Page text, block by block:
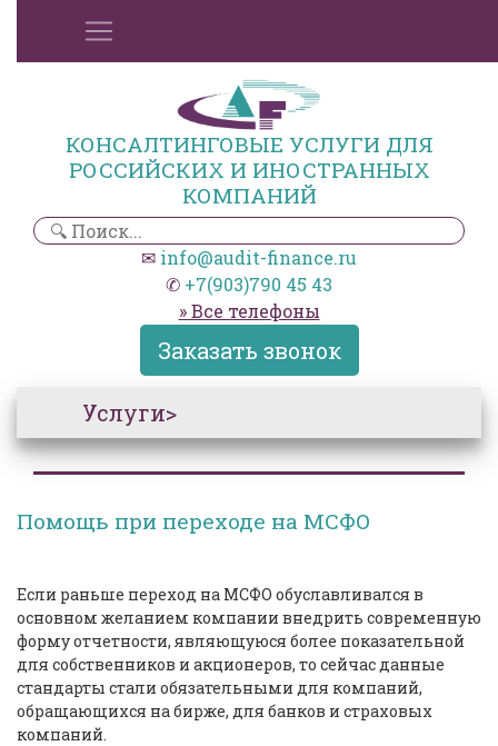
КОНСАЛТИНГОВЫЕ УСЛУГИ ДЛЯ
РОССИЙСКИХ И ИНОСТРАННЫХ
КОМПАНИЙ
✉ info@audit-finance.ru
✆ +7(903)790 45 43
» Все телефоны
Заказать звонок
Услуги>
Помощь при переходе на МСФО
Если раньше переход на МСФО обуславливался в
основном желанием компании внедрить современную
форму отчетности, являющуюся более показательной
для собственников и акционеров, то сейчас данные
стандарты стали обязательными для компаний,
обращающихся на бирже, для банков и страховых
компаний.